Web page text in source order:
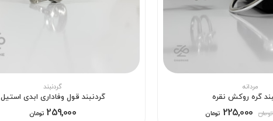
مردانه
گره روکش نقره
225,000 تومان تومان
گردنبند
گردنبند قول وفاداری ابدی استیل
259,000 تومان